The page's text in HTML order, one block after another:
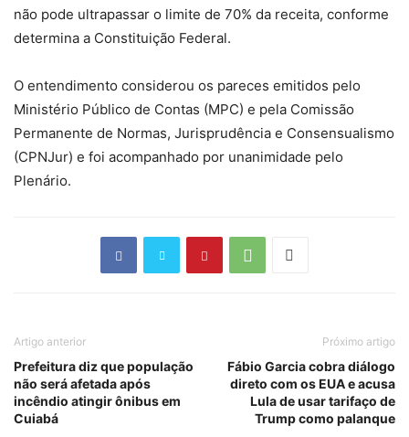
não pode ultrapassar o limite de 70% da receita, conforme
determina a Constituição Federal.
O entendimento considerou os pareces emitidos pelo
Ministério Público de Contas (MPC) e pela Comissão
Permanente de Normas, Jurisprudência e Consensualismo
(CPNJur) e foi acompanhado por unanimidade pelo
Plenário.
Artigo anterior
Prefeitura diz que população
não será afetada após
incêndio atingir ônibus em
Cuiabá
Próximo artigo
Fábio Garcia cobra diálogo
direto com os EUA e acusa
Lula de usar tarifaço de
Trump como palanque